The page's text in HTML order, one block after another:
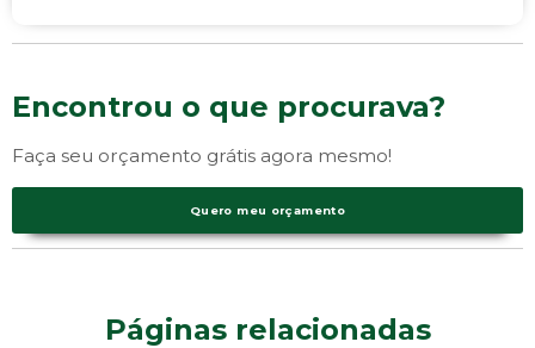
Encontrou o que procurava?
Faça seu orçamento grátis agora mesmo!
Quero meu orçamento
Páginas relacionadas